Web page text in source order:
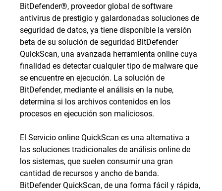
BitDefender®, proveedor global de software
antivirus de prestigio y galardonadas soluciones de
seguridad de datos, ya tiene disponible la versión
beta de su solución de seguridad BitDefender
QuickScan, una avanzada herramienta online cuya
finalidad es detectar cualquier tipo de malware que
se encuentre en ejecución. La solución de
BitDefender, mediante el análisis en la nube,
determina si los archivos contenidos en los
procesos en ejecución son maliciosos.
El Servicio online QuickScan es una alternativa a
las soluciones tradicionales de análisis online de
los sistemas, que suelen consumir una gran
cantidad de recursos y ancho de banda.
BitDefender QuickScan, de una forma fácil y rápida,